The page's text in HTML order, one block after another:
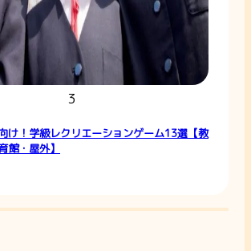
3
け！学級レクリエーションゲーム13選【教
館・屋外】